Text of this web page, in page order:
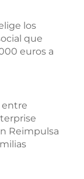
los
que
euros a
entre
Reimpulsa